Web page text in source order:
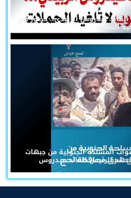
القائد عيدروس الزُبيدي... حضورٌ في
الحملات
المسلحة الجنوبية من جبهات
للرئيس القائد عيدروس